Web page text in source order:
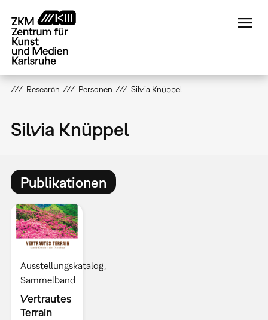
zum
Inhalt
Research Personen Silvia Knüppel
Silvia Knüppel
Publikationen
Ausstellungskatalog
Sammelband
Vertrautes
Terrain